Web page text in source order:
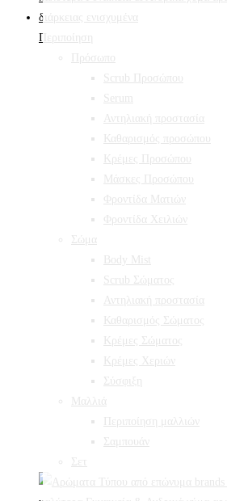
Περιποίηση
Πρόσωπο
Scrub Προσώπου
Serum
Αντηλιακή προστασία
Καθαρισμός προσώπου
Κρέμες Προσώπου
Μάσκες Προσώπου
Φροντίδα Ματιών
Φροντίδα Χειλιών
Σώμα
Body Mist
Scrub Σώματος
Αντηλιακή προστασία
Καθαρισμός Σώματος
Κρέμες Σώματος
Κρέμες Χεριών
Σύσφιξη
Mαλλιά
Περιποίηση μαλλιών
Σαμπουάν
Σετ